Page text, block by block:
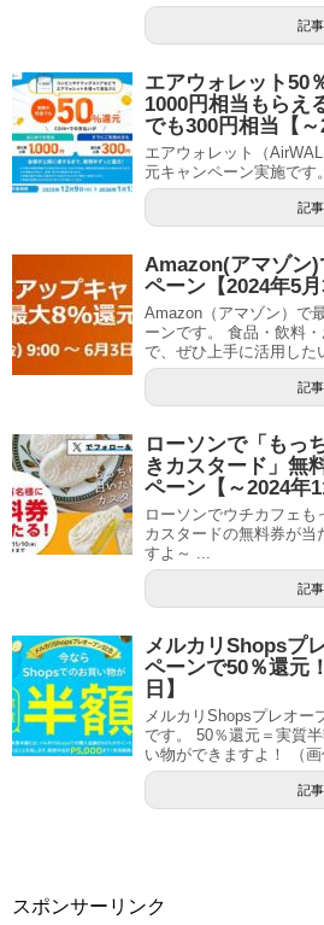
記
エアウォレット50
1000円相当もらえ
でも300円相当【～
エアウォレット（
元キャンペーン実施です
記
Amazon(アマゾン
ペーン【2024年5月
Amazon（アマゾン）で
ーンです。 食品・飲料
で、ぜひ上手に活用した
記
ローソンで「もっ
きカスタード」無
ペーン【～2024年
ローソンでウチカフェも
カスタードの無料券が
すよ～ ...
記
メルカリShopsプ
ペーンで50％還元
日】
メルカリShopsプレオー
です。 50％還元＝実質
い物ができますよ！ （画
記
スポンサーリンク